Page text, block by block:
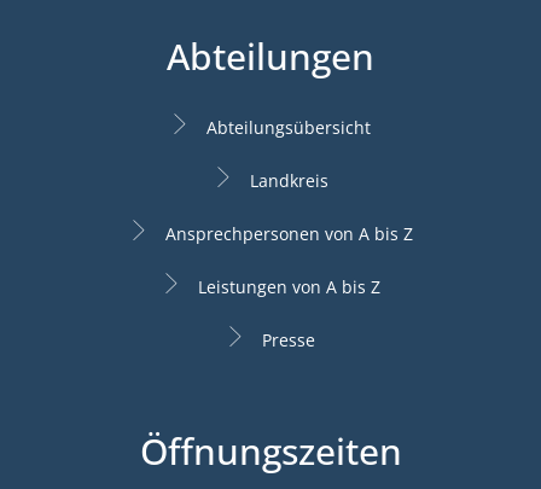
Abteilungen
Abteilungsübersicht
Landkreis
Ansprechpersonen von A bis Z
Leistungen von A bis Z
Presse
Öffnungszeiten